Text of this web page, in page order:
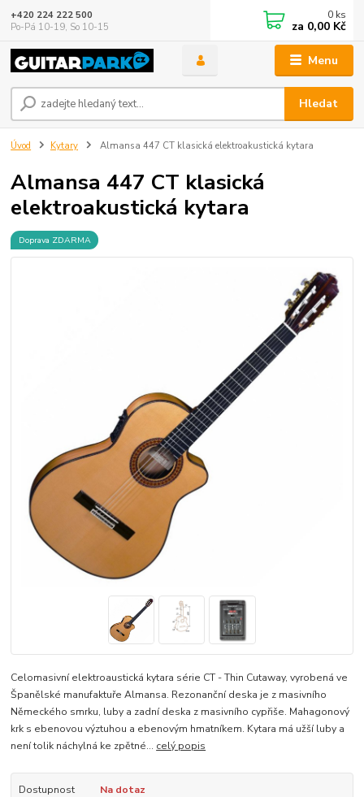
Menu
Hledat
+420 224 222 500
Po-Pá 10-19, So 10-15
0 ks
za 0,00 Kč
Úvod Kytary Almansa 447 CT klasická elektroakustická kytara
Almansa 447 CT klasická
elektroakustická kytara
Doprava ZDARMA
Celomasivní elektroaustická kytara série CT - Thin Cutaway, vyrobená ve
Španělské manufaktuře Almansa. Rezonanční deska je z masivního
Německého smrku, luby a zadní deska z masivního cypřiše. Mahagonový
krk s ebenovou výztuhou a ebenovým hmatníkem. Kytara má užší luby a
není tolik náchylná ke zpětné... celý popis
Dostupnost Na dotaz